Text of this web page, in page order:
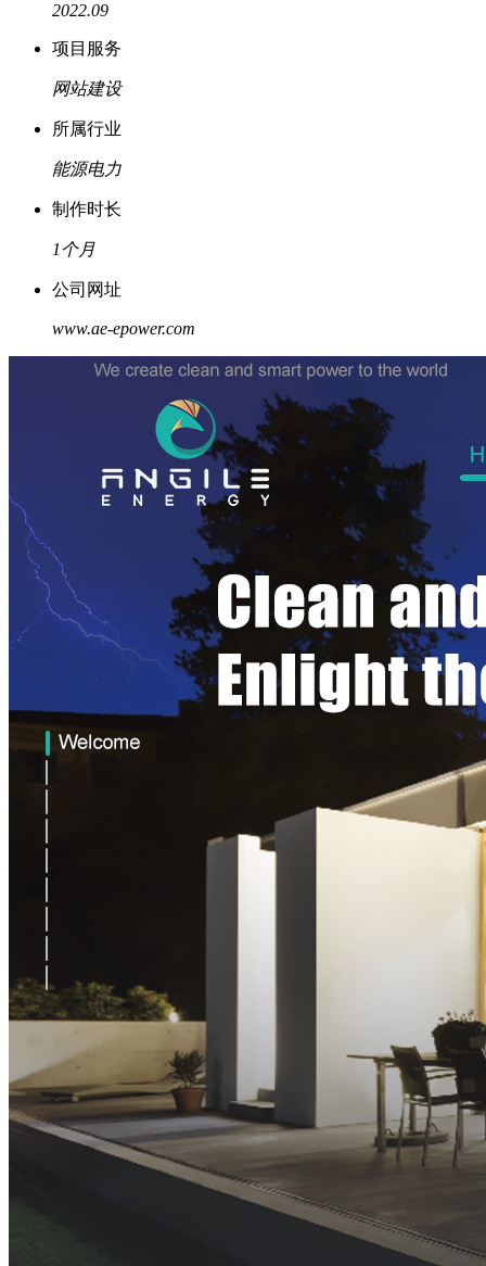
2022.09
项目服务
网站建设
所属行业
能源电力
制作时长
1个月
公司网址
www.ae-epower.com